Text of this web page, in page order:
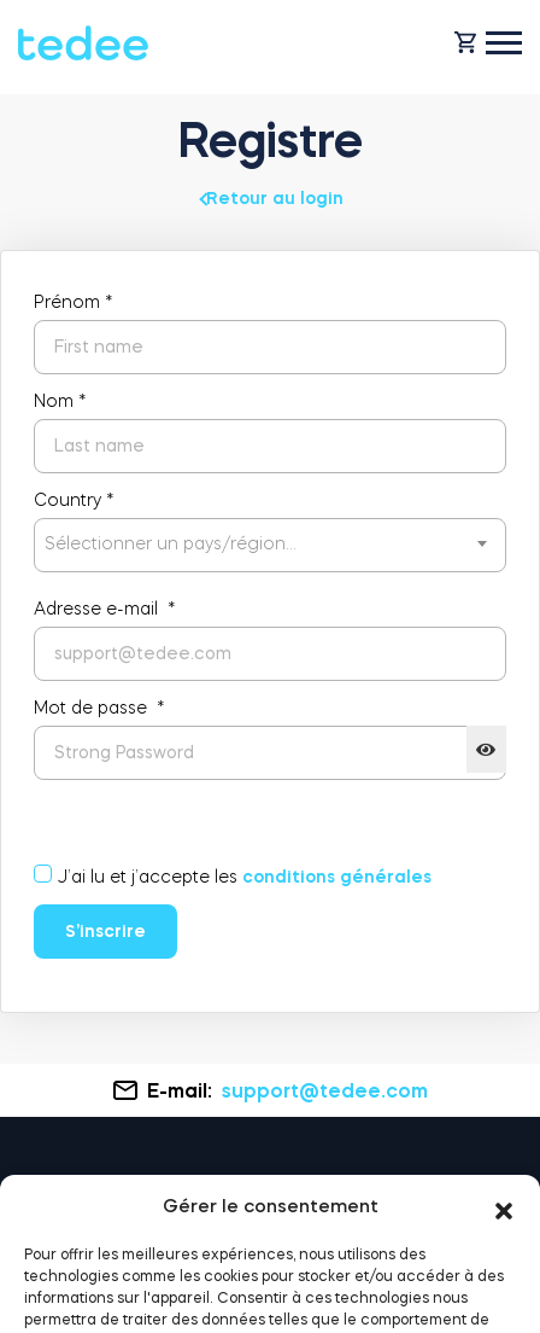
Gérer le consentement
Pour offrir les meilleures expériences, nous utilisons des
technologies comme les cookies pour stocker et/ou accéder à des
informations sur l'appareil. Consentir à ces technologies nous
permettra de traiter des données telles que le comportement de
COMMENT ÇA MARCHE ?
Location
Entreprise
Intégrations
Serrures
Tedee GO2
Tedee PRO
Accessoires
Cylindres
Adaptateurs
BOUTIQUE
ASSISTANCE
BLOG
Registre
Retour au login
Prénom *
Nom *
Country *
Sélectionner un pays/région…
Adresse e-mail *
Mot de passe *
J’ai lu et j’accepte les conditions générales
S’inscrire
E-mail: support@tedee.com